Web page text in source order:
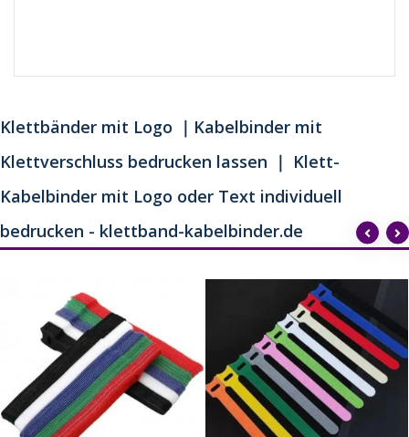
Klettbänder mit Logo ｜Kabelbinder mit
Klettverschluss bedrucken lassen ｜ Klett-
Kabelbinder mit Logo oder Text individuell
bedrucken - klettband-kabelbinder.de